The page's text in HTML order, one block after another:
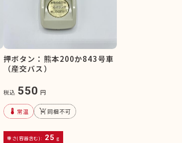
押ボタン：熊本200か843号車
（産交バス）
税込 550 円
device_thermostat 常温 remove_shopping_cart同梱不可
重さ(容器含む): 25 g